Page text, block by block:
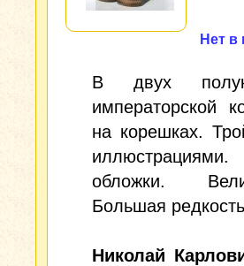
Нет в
В двух
императорской
на корешках.
обложки.
Большая
Николай